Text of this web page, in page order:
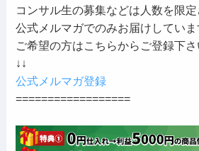
コンサル生の募集などは人数を限
公式メルマガでのみお届けしていま
ご希望の方はこちらからご登録下さ
↓↓
公式メルマガ登録
==================